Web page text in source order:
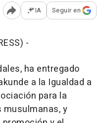
Abrir opciones para
IA Seguir en
-
ha entregado
a la Igualdad a
para la
y